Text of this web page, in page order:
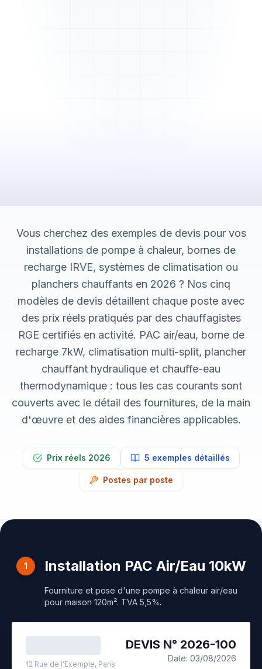
M. Thomas
Dépannage urgence
Boulangerie P.
Mise aux normes
Vous cherchez des exemples de devis pour vos
installations de pompe à chaleur, bornes de
recharge IRVE, systèmes de climatisation ou
planchers chauffants en 2026 ? Nos cinq
modèles de devis détaillent chaque poste avec
des prix réels pratiqués par des chauffagistes
RGE certifiés en activité. PAC air/eau, borne de
recharge 7kW, climatisation multi-split, plancher
chauffant hydraulique et chauffe-eau
thermodynamique : tous les cas courants sont
couverts avec le détail des fournitures, de la main
d'œuvre et des aides financières applicables.
Prix réels 2026 5 exemples détaillés
Postes par poste
1 Installation PAC Air/Eau 10kW
Fourniture et pose d'une pompe à chaleur air/eau
pour maison 120m². TVA 5,5%.
12 Rue de l'Exemple, Paris
DEVIS N° 2026-100
Date: 03/08/2026